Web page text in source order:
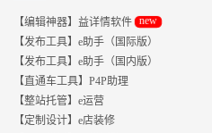
【编辑神器】益详情软件 new
【发布工具】e助手（国际版）
【发布工具】e助手（国内版）
【直通车工具】P4P助理
【整站托管】e运营
【定制设计】e店装修